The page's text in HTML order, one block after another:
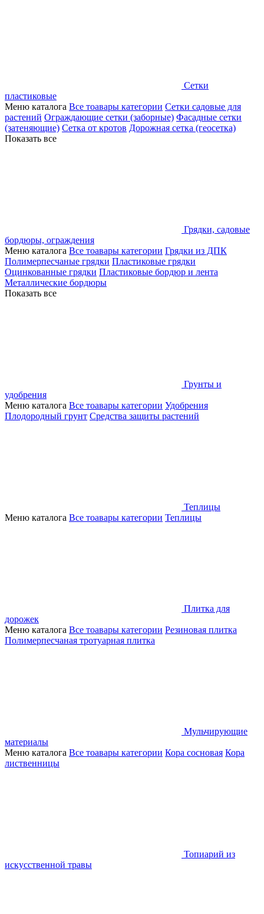
Сетки
пластиковые
Меню каталога Все тоавары категории Сетки садовые для
растений Ограждающие сетки (заборные) Фасадные сетки
(затеняющие) Сетка от кротов Дорожная сетка (геосетка)
Показать все
Грядки, садовые
бордюры, ограждения
Меню каталога Все тоавары категории Грядки из ДПК
Полимерпесчаные грядки Пластиковые грядки
Оцинкованные грядки Пластиковые бордюр и лента
Металлические бордюры
Показать все
Грунты и
удобрения
Меню каталога Все тоавары категории Удобрения
Плодородный грунт Средства защиты растений
Теплицы
Меню каталога Все тоавары категории Теплицы
Плитка для
дорожек
Меню каталога Все тоавары категории Резиновая плитка
Полимерпесчаная тротуарная плитка
Мульчирующие
материалы
Меню каталога Все тоавары категории Кора сосновая Кора
лиственницы
Топиарий из
искусственной травы